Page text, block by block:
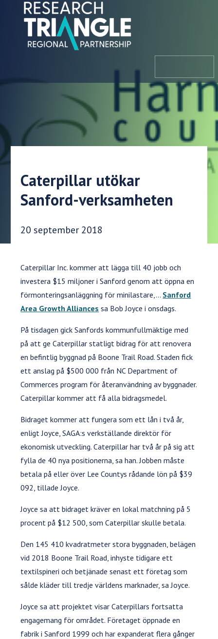
Hoppa till innehållet
Caterpillar utökar
Sanford-verksamheten
Publiceringsdatum:
20 september 2018
Caterpillar Inc. kommer att lägga till 40 jobb och
investera $15 miljoner i Sanford genom att öppna en
förmonteringsanläggning för minilastare,... Sanford
Area Growth Alliances sa Bob Joyce i onsdags.
På tisdagen gick Sanfords kommunfullmäktige med
på att ge Caterpillar statligt bidrag för att renovera
en befintlig byggnad på Boone Trail Road. Staden fick
ett anslag på $500 000 från NC Department of
Commerces program för återanvändning av byggnader.
Caterpillar kommer att få alla bidragsmedel.
Bidraget kommer att fungera som ett lån i två år,
enligt Joyce, SAGA:s verkställande direktör för
ekonomisk utveckling. Caterpillar har två år på sig att
fylla de 40 nya positionerna, sa han. Jobben måste
betala på eller över Lee Countys rådande lön på $39
092, tillade Joyce.
Joyce sa att bidraget kräver en lokal matchning på 5
procent på $12 500, som Caterpillar skulle betala.
Den 145 410 kvadratmeter stora byggnaden, belägen
vid 2018 Boone Trail Road, inhyste tidigare ett
textilspineri och betjänade senast ett företag som
sålde kläder till tredje världens marknader, sa Joyce.
Joyce sa att projektet visar Caterpillars fortsatta
engagemang för området. Företaget öppnade en
fabrik i Sanford 1999 och har expanderat flera gånger